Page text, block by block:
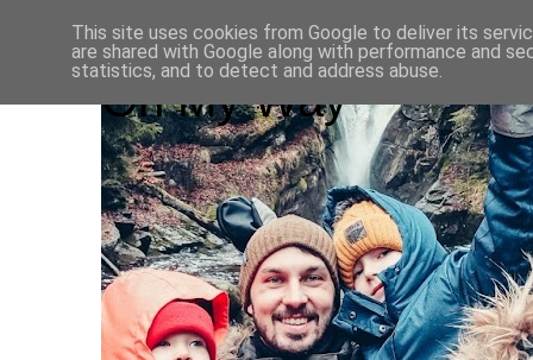
On My Way
This site uses cookies from Google to deliver its
are shared with Google along with performance and
statistics, and to detect and address abuse.